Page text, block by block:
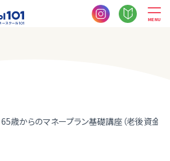
MENU
65歳からのマネープラン基礎講座（老後資金・